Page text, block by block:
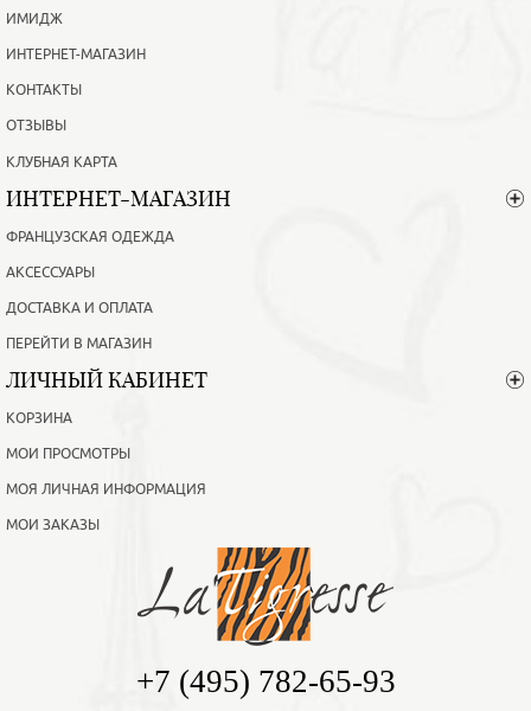
ИМИДЖ
ИНТЕРНЕТ-МАГАЗИН
КОНТАКТЫ
ОТЗЫВЫ
КЛУБНАЯ КАРТА
ИНТЕРНЕТ-МАГАЗИН
ФРАНЦУЗСКАЯ ОДЕЖДА
АКСЕССУАРЫ
ДОСТАВКА И ОПЛАТА
ПЕРЕЙТИ В МАГАЗИН
ЛИЧНЫЙ КАБИНЕТ
КОРЗИНА
МОИ ПРОСМОТРЫ
МОЯ ЛИЧНАЯ ИНФОРМАЦИЯ
МОИ ЗАКАЗЫ
+7 (495) 782-65-93